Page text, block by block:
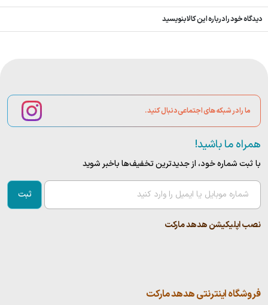
دیدگاه خود را درباره این کالا بنویسید
ما را در شبکه های اجتماعی دنبال کنید.
همراه ما باشید!
با ثبت شماره خود، از جدید‌ترین تخفیف‌ها با‌خبر شوید
ثبت
نصب اپلیکیشن هدهد مارکت
فروشگاه اینترنتی هدهد مارکت